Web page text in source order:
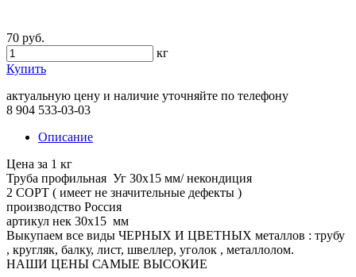
70 руб.
кг
Купить
актуальную цену и наличие уточняйте по телефону
8 904 533-03-03
Описание
Цена за 1 кг
Труба профильная Уг 30х15 мм/ некондиция
2 СОРТ ( имеет не значительные дефекты )
производство Россия
артикул нек 30х15 мм
Выкупаем все виды ЧЕРНЫХ И ЦВЕТНЫХ металлов : трубу
, кругляк, балку, лист, швеллер, уголок , металлолом.
НАШИ ЦЕНЫ САМЫЕ ВЫСОКИЕ